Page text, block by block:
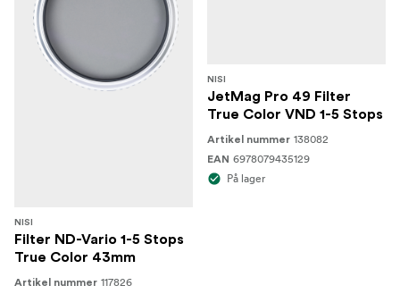
NISI
Filter ND-Vario 1-5 Stops
True Color 43mm
Artikel nummer 117826
NISI
JetMag Pro 49 Filter
True Color VND 1-5 Stops
Artikel nummer 138082
EAN 6978079435129
På lager